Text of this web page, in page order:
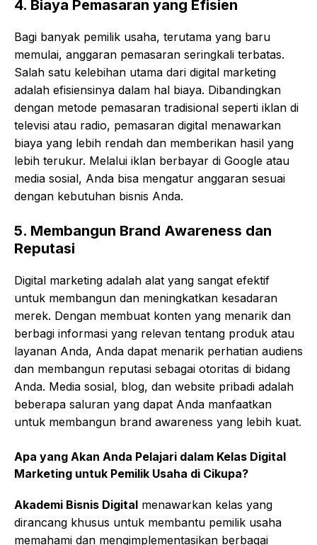
4. Biaya Pemasaran yang Efisien
Bagi banyak pemilik usaha, terutama yang baru
memulai, anggaran pemasaran seringkali terbatas.
Salah satu kelebihan utama dari digital marketing
adalah efisiensinya dalam hal biaya. Dibandingkan
dengan metode pemasaran tradisional seperti iklan di
televisi atau radio, pemasaran digital menawarkan
biaya yang lebih rendah dan memberikan hasil yang
lebih terukur. Melalui iklan berbayar di Google atau
media sosial, Anda bisa mengatur anggaran sesuai
dengan kebutuhan bisnis Anda.
5. Membangun Brand Awareness dan
Reputasi
Digital marketing adalah alat yang sangat efektif
untuk membangun dan meningkatkan kesadaran
merek. Dengan membuat konten yang menarik dan
berbagi informasi yang relevan tentang produk atau
layanan Anda, Anda dapat menarik perhatian audiens
dan membangun reputasi sebagai otoritas di bidang
Anda. Media sosial, blog, dan website pribadi adalah
beberapa saluran yang dapat Anda manfaatkan
untuk membangun brand awareness yang lebih kuat.
Apa yang Akan Anda Pelajari dalam Kelas Digital
Marketing untuk Pemilik Usaha di Cikupa?
Akademi Bisnis Digital menawarkan kelas yang
dirancang khusus untuk membantu pemilik usaha
memahami dan mengimplementasikan berbagai